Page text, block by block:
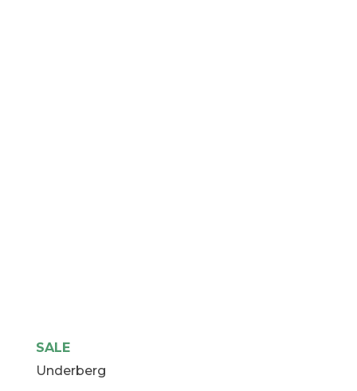
SALE
Underberg